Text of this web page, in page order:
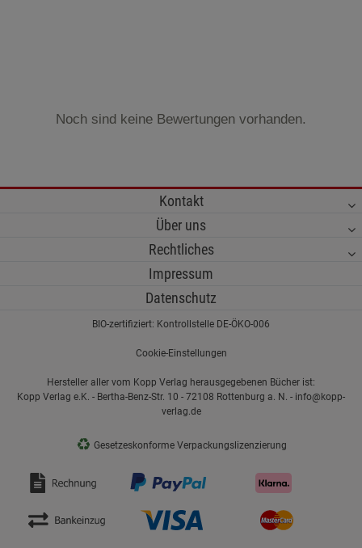
Noch sind keine Bewertungen vorhanden.
Kontakt
Über uns
Rechtliches
Impressum
Datenschutz
BIO-zertifiziert: Kontrollstelle DE-ÖKO-006
Cookie-Einstellungen
Hersteller aller vom Kopp Verlag herausgegebenen Bücher ist:
Kopp Verlag e.K. - Bertha-Benz-Str. 10 - 72108 Rottenburg a. N. - info@kopp-
verlag.de
♻ Gesetzeskonforme Verpackungslizenzierung